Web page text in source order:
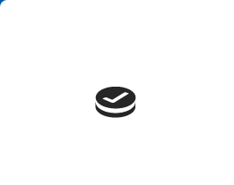
Przejdź do treści